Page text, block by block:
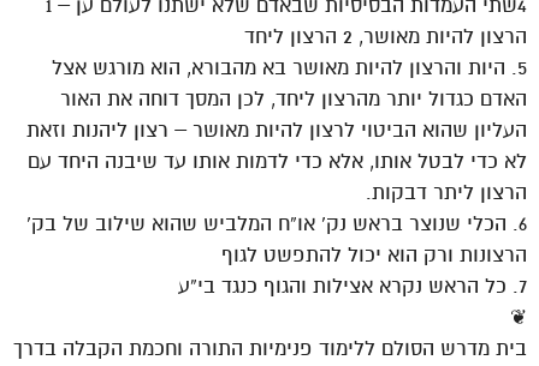
4שתי העמדות הבסיסיות שבאדם שלא ישתנו לעולם ען – 1
הרצון להיות מאושר, 2 הרצון ליחד
5. היות והרצון להיות מאושר בא מהבורא, הוא מורגש אצל
האדם כגדול יותר מהרצון ליחד, לכן המסך דוחה את האור
העליון שהוא הביטוי לרצון להיות מאושר – רצון ליהנות וזאת
לא כדי לבטל אותו, אלא כדי לדמות אותו עד שיבנה היחד עם
הרצון ליתר דבקות.
6. הכלי שנוצר בראש נק’ או”ח המלביש שהוא שילוב של בק’
הרצונות ורק הוא יכול להתפשט לגוף
7. כל הראש נקרא אצילות והגוף כנגד בי”ע
❦
בית מדרש הסולם ללימוד פנימיות התורה וחכמת הקבלה בדרך